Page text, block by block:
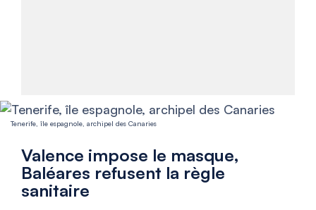
Tenerife, île espagnole, archipel des Canaries
Valence impose le masque,
Baléares refusent la règle
sanitaire